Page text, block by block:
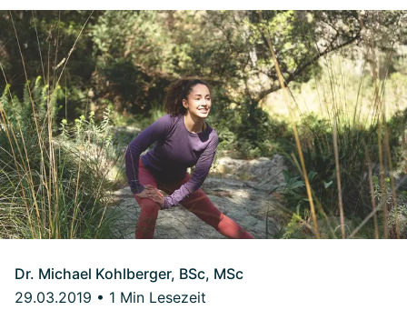
Dr. Michael Kohlberger, BSc, MSc
29.03.2019 • 1 Min Lesezeit